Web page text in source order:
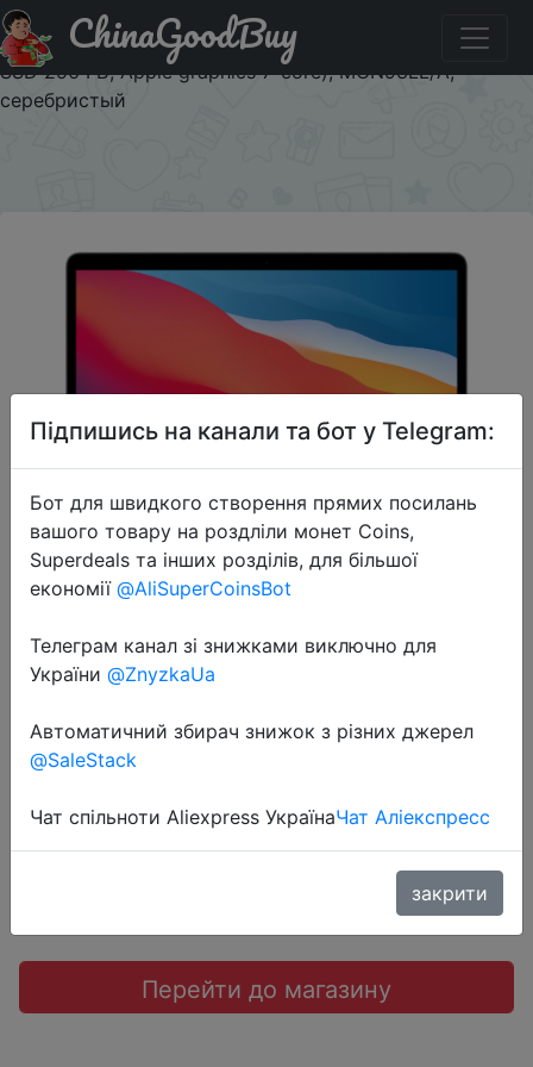
Купити на розпродажі 13.3" Ноутбук Apple MacBook Air
13 Late 2020 (2560x1600, Apple M1 3.2 ГГц, RAM 8 ГБ,
SSD 256 ГБ, Apple graphics 7-core), MGN93LL/A,
серебристый
ChinaGoodBuy
2022-06-11
13.3" Ноутбук Apple MacBook Air
13 Late 2020 (2560x1600, Apple
Apple graphics 7-core),
MGN93LL/A, серебристый
Перейти до магазину
Підпишись на канали та бот у Telegram:
Бот для швидкого створення прямих посилань
вашого товару на роздліли монет Coins,
Superdeals та інших розділів, для більшої
економії @AliSuperCoinsBot
Телеграм канал зі знижками виключно для
України @ZnyzkaUa
Автоматичний збирач знижок з різних джерел
@SaleStack
Чат спільноти Aliexpress УкраїнаЧат Аліекспресс
закрити